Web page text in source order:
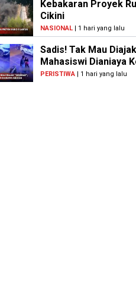
Kebakaran Proyek
Cikini
NASIONAL| 1 hari yang lalu
Sadis! Tak Mau
Mahasiswi Dianiaya
PERISTIWA| 1 hari yang lalu